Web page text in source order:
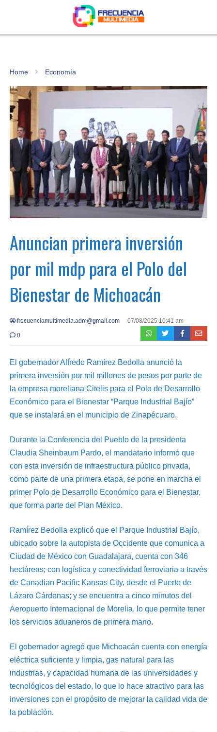
Home Economía
Anuncian primera inversión
por mil mdp para el Polo del
Bienestar de Michoacán
frecuenciamultimedia.adm@gmail.com 07/08/2025 10:41 am
0
El gobernador Alfredo Ramírez Bedolla anunció la
primera inversión por mil millones de pesos por parte de
la empresa moreliana Citelis para el Polo de Desarrollo
Económico para el Bienestar “Parque Industrial Bajío”
que se instalará en el municipio de Zinapécuaro.
Durante la Conferencia del Pueblo de la presidenta
Claudia Sheinbaum Pardo, el mandatario informó que
con esta inversión de infraestructura público privada,
como parte de una primera etapa, se pone en marcha el
primer Polo de Desarrollo Económico para el Bienestar,
que forma parte del Plan México.
Ramírez Bedolla explicó que el Parque Industrial Bajío,
ubicado sobre la autopista de Occidente que comunica a
Ciudad de México con Guadalajara, cuenta con 346
hectáreas; con logística y conectividad ferroviaria a través
de Canadian Pacific Kansas City, desde el Puerto de
Lázaro Cárdenas; y se encuentra a cinco minutos del
Aeropuerto Internacional de Morelia, lo que permite tener
los servicios aduaneros de primera mano.
El gobernador agregó que Michoacán cuenta con energía
eléctrica suficiente y limpia, gas natural para las
industrias, y capacidad humana de las universidades y
tecnológicos del estado, lo que lo hace atractivo para las
inversiones con el propósito de mejorar la calidad vida de
la población.